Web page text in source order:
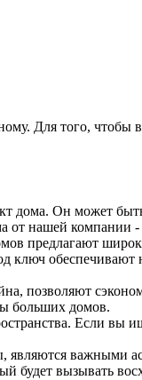
Для того, чтобы
дома. Он может
от нашей компании
предлагают
ключ обеспечивают
позволяют
больших домов.
Если вы
являются важными
будет вызывать